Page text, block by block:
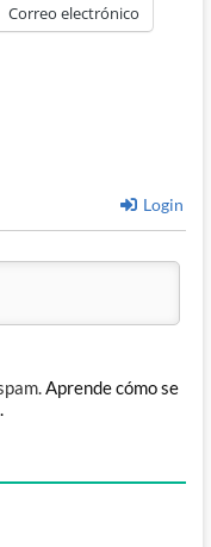
Correo electrónico
Login
Aprende cómo se